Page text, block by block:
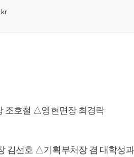
조호철 △영현면장 최경락
선호 △기획부처장 겸 대학성